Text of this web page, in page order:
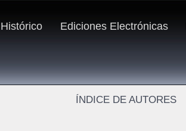
Ediciones Electrónicas
ÍNDICE DE AUTORES